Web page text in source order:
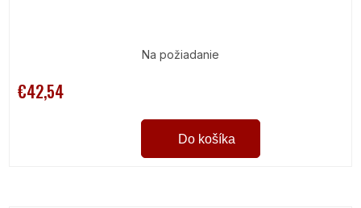
Na požiadanie
€42,54
Do košíka